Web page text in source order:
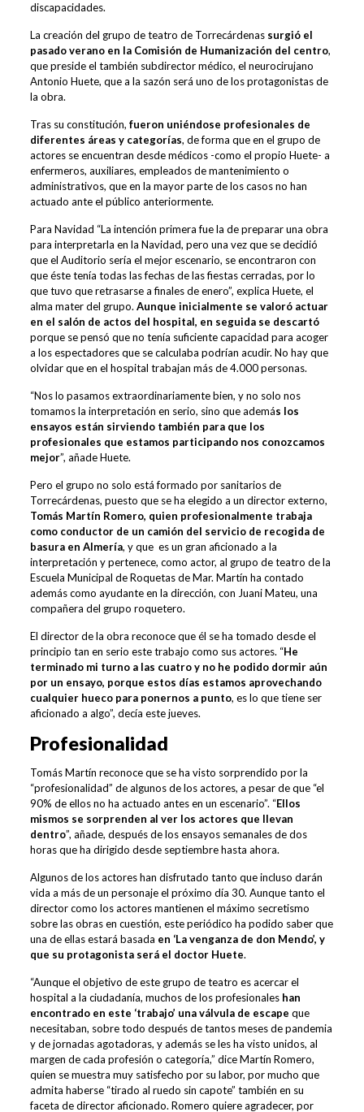
discapacidades.
La creación del grupo de teatro de Torrecárdenas surgió el
pasado verano en la Comisión de Humanización del centro,
que preside el también subdirector médico, el neurocirujano
Antonio Huete, que a la sazón será uno de los protagonistas de
la obra.
Tras su constitución, fueron uniéndose profesionales de
diferentes áreas y categorías, de forma que en el grupo de
actores se encuentran desde médicos -como el propio Huete- a
enfermeros, auxiliares, empleados de mantenimiento o
administrativos, que en la mayor parte de los casos no han
actuado ante el público anteriormente.
Para Navidad “La intención primera fue la de preparar una obra
para interpretarla en la Navidad, pero una vez que se decidió
que el Auditorio sería el mejor escenario, se encontraron con
que éste tenía todas las fechas de las fiestas cerradas, por lo
que tuvo que retrasarse a finales de enero”, explica Huete, el
alma mater del grupo. Aunque inicialmente se valoró actuar
en el salón de actos del hospital, en seguida se descartó
porque se pensó que no tenía suficiente capacidad para acoger
a los espectadores que se calculaba podrían acudir. No hay que
olvidar que en el hospital trabajan más de 4.000 personas.
“Nos lo pasamos extraordinariamente bien, y no solo nos
tomamos la interpretación en serio, sino que además los
ensayos están sirviendo también para que los
profesionales que estamos participando nos conozcamos
mejor”, añade Huete.
Pero el grupo no solo está formado por sanitarios de
Torrecárdenas, puesto que se ha elegido a un director externo,
Tomás Martín Romero, quien profesionalmente trabaja
como conductor de un camión del servicio de recogida de
basura en Almería, y que es un gran aficionado a la
interpretación y pertenece, como actor, al grupo de teatro de la
Escuela Municipal de Roquetas de Mar. Martín ha contado
además como ayudante en la dirección, con Juani Mateu, una
compañera del grupo roquetero.
El director de la obra reconoce que él se ha tomado desde el
principio tan en serio este trabajo como sus actores. “He
terminado mi turno a las cuatro y no he podido dormir aún
por un ensayo, porque estos días estamos aprovechando
cualquier hueco para ponernos a punto, es lo que tiene ser
aficionado a algo”, decía este jueves.
Profesionalidad
Tomás Martín reconoce que se ha visto sorprendido por la
“profesionalidad” de algunos de los actores, a pesar de que “el
90% de ellos no ha actuado antes en un escenario”. “Ellos
mismos se sorprenden al ver los actores que llevan
dentro”, añade, después de los ensayos semanales de dos
horas que ha dirigido desde septiembre hasta ahora.
Algunos de los actores han disfrutado tanto que incluso darán
vida a más de un personaje el próximo día 30. Aunque tanto el
director como los actores mantienen el máximo secretismo
sobre las obras en cuestión, este periódico ha podido saber que
una de ellas estará basada en ‘La venganza de don Mendo’, y
que su protagonista será el doctor Huete.
“Aunque el objetivo de este grupo de teatro es acercar el
hospital a la ciudadanía, muchos de los profesionales han
encontrado en este ‘trabajo’ una válvula de escape que
necesitaban, sobre todo después de tantos meses de pandemia
y de jornadas agotadoras, y además se les ha visto unidos, al
margen de cada profesión o categoría,” dice Martín Romero,
quien se muestra muy satisfecho por su labor, por mucho que
admita haberse “tirado al ruedo sin capote” también en su
faceta de director aficionado. Romero quiere agradecer, por